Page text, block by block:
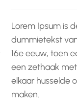
Lorem Ipsum is
dummietekst
16e eeuw, toen
een zethaak
elkaar husselde
maken.